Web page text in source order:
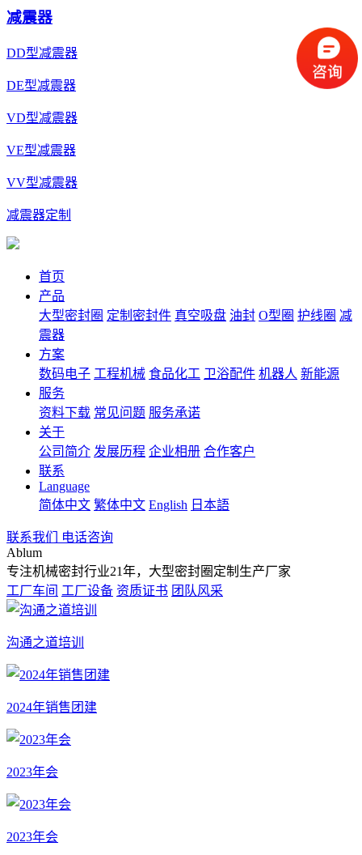
减震器
DD型减震器
DE型减震器
VD型减震器
VE型减震器
VV型减震器
减震器定制
首页
产品
大型密封圈 定制密封件 真空吸盘 油封 O型圈 护线圈 减
震器
方案
数码电子 工程机械 食品化工 卫浴配件 机器人 新能源
服务
资料下载 常见问题 服务承诺
关于
公司简介 发展历程 企业相册 合作客户
联系
Language
简体中文 繁体中文 English 日本語
联系我们
电话咨询
Ablum
专注机械密封行业21年，大型密封圈定制生产厂家
工厂车间 工厂设备 资质证书 团队风采
沟通之道培训
2024年销售团建
2023年会
2023年会